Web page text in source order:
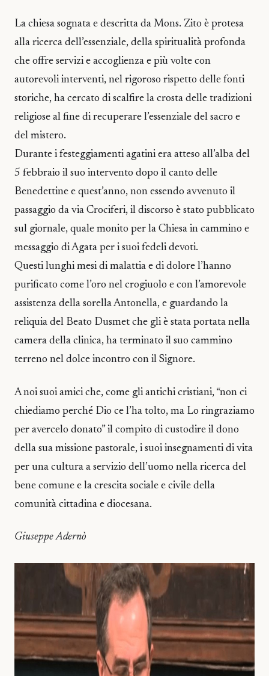
La chiesa sognata e descritta da Mons. Zito è protesa
alla ricerca dell’essenziale, della spiritualità profonda
che offre servizi e accoglienza e più volte con
autorevoli interventi, nel rigoroso rispetto delle fonti
storiche, ha cercato di scalfire la crosta delle tradizioni
religiose al fine di recuperare l’essenziale del sacro e
del mistero.
Durante i festeggiamenti agatini era atteso all’alba del
5 febbraio il suo intervento dopo il canto delle
Benedettine e quest’anno, non essendo avvenuto il
passaggio da via Crociferi, il discorso è stato pubblicato
sul giornale, quale monito per la Chiesa in cammino e
messaggio di Agata per i suoi fedeli devoti.
Questi lunghi mesi di malattia e di dolore l’hanno
purificato come l’oro nel crogiuolo e con l’amorevole
assistenza della sorella Antonella, e guardando la
reliquia del Beato Dusmet che gli è stata portata nella
camera della clinica, ha terminato il suo cammino
terreno nel dolce incontro con il Signore.
A noi suoi amici che, come gli antichi cristiani, “non ci
chiediamo perché Dio ce l’ha tolto, ma Lo ringraziamo
per avercelo donato” il compito di custodire il dono
della sua missione pastorale, i suoi insegnamenti di vita
per una cultura a servizio dell’uomo nella ricerca del
bene comune e la crescita sociale e civile della
comunità cittadina e diocesana.
Giuseppe Adernò